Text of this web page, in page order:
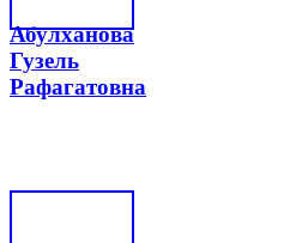
Абулханова
Гузель
Рафагатовна